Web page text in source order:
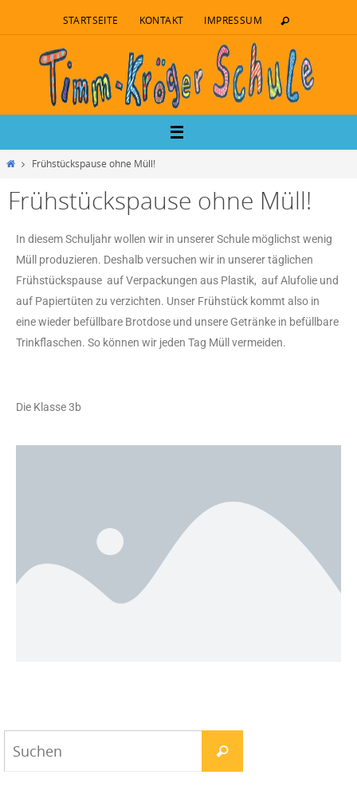
STARTSEITE KONTAKT IMPRESSUM
Frühstückspause ohne Müll!
Frühstückspause ohne Müll!
In diesem Schuljahr wollen wir in unserer Schule möglichst wenig
Müll produzieren. Deshalb versuchen wir in unserer täglichen
Frühstückspause auf Verpackungen aus Plastik, auf Alufolie und
auf Papiertüten zu verzichten. Unser Frühstück kommt also in
eine wieder befüllbare Brotdose und unsere Getränke in befüllbare
Trinkflaschen. So können wir jeden Tag Müll vermeiden.
Die Klasse 3b